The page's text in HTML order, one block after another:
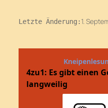
Letzte Änderung: 1.